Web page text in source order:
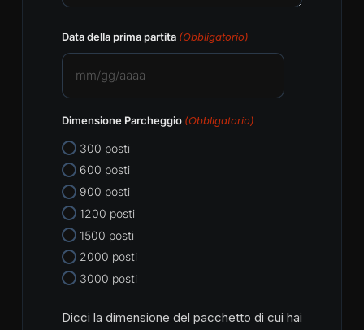
Data della prima partita (Obbligatorio)
GG
slash
AAAA
Dimensione Parcheggio (Obbligatorio)
300 posti
600 posti
900 posti
1200 posti
1500 posti
2000 posti
3000 posti
Dicci la dimensione del pacchetto di cui hai